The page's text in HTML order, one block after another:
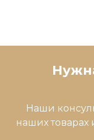
Наши
наших товарах